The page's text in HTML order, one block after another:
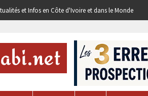
et Infos en Côte d'Ivoire et dans le Monde